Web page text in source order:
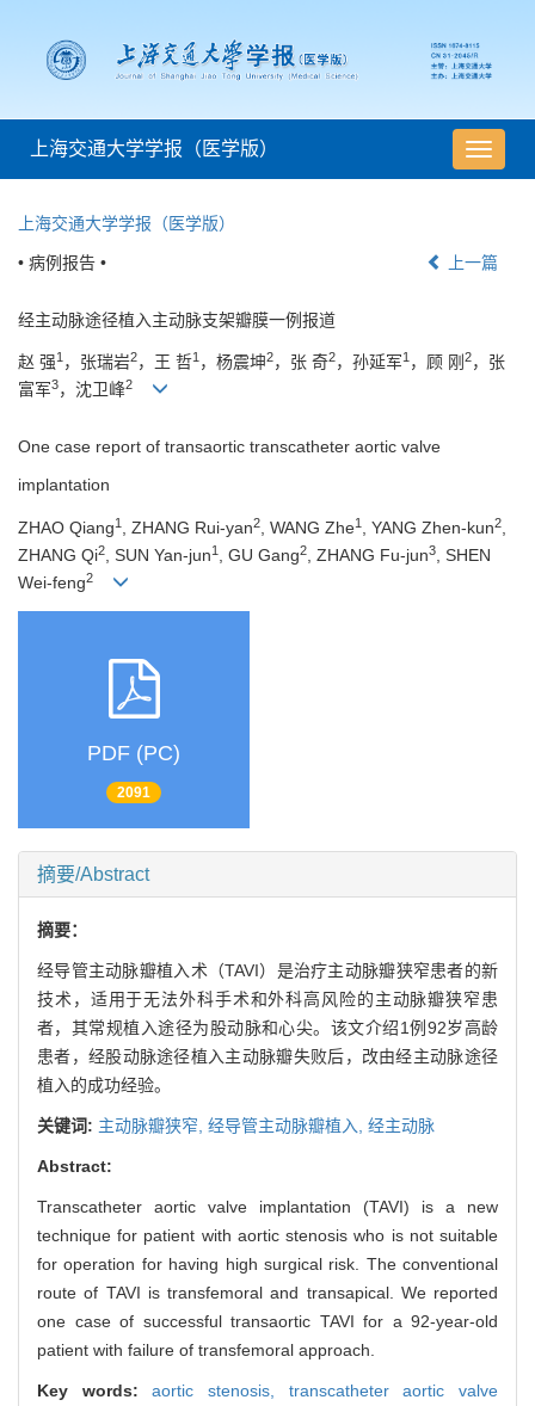
导
航
上海交通大学学报（医学版）
上海交通大学学报（医学版）
• 病例报告 • 上一篇
经主动脉途径植入主动脉支架瓣膜一例报道
赵 强1 ，张瑞岩2，王 哲1 ，杨震坤2，张 奇2，孙延军1 ，顾 刚 2，张
富军3，沈卫峰2
One case report of transaortic transcatheter aortic valve
implantation
ZHAO Qiang1 , ZHANG Rui-yan2 , WANG Zhe1 , YANG Zhen-kun2
ZHANG Qi2 , SUN Yan-jun1 , GU Gang2 , ZHANG Fu-jun3
, SHEN
Wei-feng2
PDF (PC)
2091
摘要/Abstract
摘要：
经导管主动脉瓣植入术（TAVI）是治疗主动脉瓣狭窄患者的新
技术，适用于无法外科手术和外科高风险的主动脉瓣狭窄患
者，其常规植入途径为股动脉和心尖。该文介绍1例92岁高龄
患者，经股动脉途径植入主动脉瓣失败后，改由经主动脉途径
植入的成功经验。
关键词: 主动脉瓣狭窄, 经导管主动脉瓣植入, 经主动脉
Abstract:
Transcatheter aortic valve implantation (TAVI) is a new
technique for patient with aortic stenosis who is not suitable
for operation for having high surgical risk. The conventional
route of TAVI is transfemoral and transapical. We reported
one case of successful transaortic TAVI for a 92-year-old
patient with failure of transfemoral approach.
Key words:aortic stenosis, transcatheter aortic valve